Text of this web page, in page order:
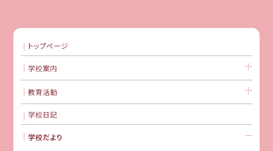
トップページ
学校案内
教育活動
学校日記
学校だより